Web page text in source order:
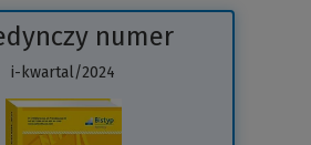
numer
i-kwartal/2024
(Link
do